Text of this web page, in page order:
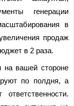
генерации
в
продаж
в 2 раза.
на вашей стороне
по полдня, а